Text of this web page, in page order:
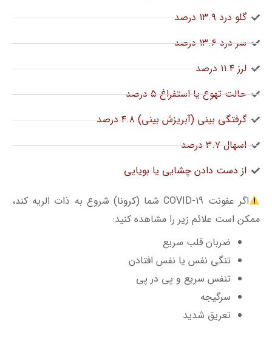
گلو درد ۱۳.۹ درصد
سر درد ۱۳.۶ درصد
لرز ۱۱.۴ درصد
حالت تهوع یا استفراغ ۵ درصد
گرفتگی بینی (آبریزش بینی) ۴.۸ درصد
اسهال ۳.۷ درصد
از دست دادن چشایی یا بویایی
اگر عفونت COVID-19 شما (کرونا) شروع به ذات الریه کند،
ممکن است علائم زیر را مشاهده کنید:
ضربان قلب سریع
تنگی نفس یا نفس افتادن
تنفس سریع و پی در پی
سرگیجه
تعریق شدید